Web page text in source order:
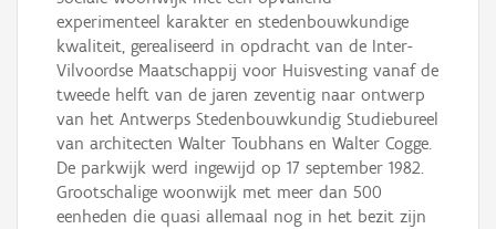
experimenteel karakter en stedenbouwkundige
kwaliteit, gerealiseerd in opdracht van de Inter-
Vilvoordse Maatschappij voor Huisvesting vanaf de
tweede helft van de jaren zeventig naar ontwerp
van het Antwerps Stedenbouwkundig Studiebureel
van architecten Walter Toubhans en Walter Cogge.
De parkwijk werd ingewijd op 17 september 1982.
Grootschalige woonwijk met meer dan 500
eenheden die quasi allemaal nog in het bezit zijn